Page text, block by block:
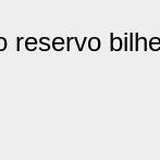
reservo